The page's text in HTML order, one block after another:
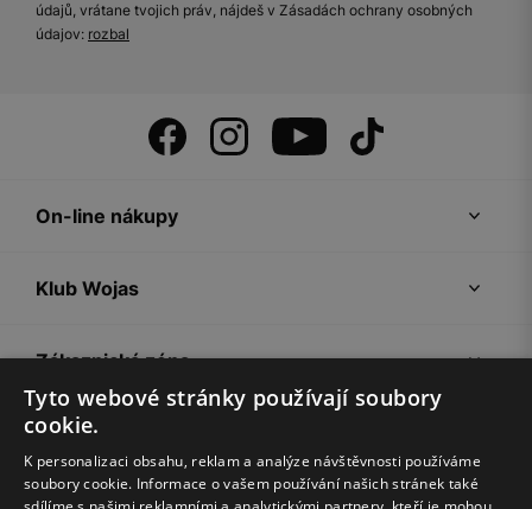
údajů, vrátane tvojich práv, nájdeš v Zásadách ochrany osobných
údajov: rozbal
On-line nákupy
Klub Wojas
Zákaznická zóna
Společnost Wojas
Tyto webové stránky používají soubory
cookie.
K personalizaci obsahu, reklam a analýze návštěvnosti používáme
soubory cookie. Informace o vašem používání našich stránek také